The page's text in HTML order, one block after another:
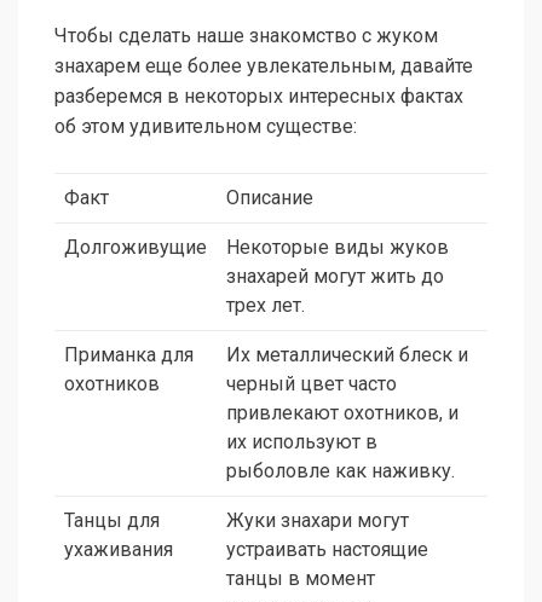
Чтобы сделать наше знакомство с жуком
знахарем еще более увлекательным, давайте
разберемся в некоторых интересных фактах
об этом удивительном существе:
Факт Описание
Долгоживущие
Некоторые виды жуков
знахарей могут жить до
трех лет.
Приманка для
охотников
Их металлический блеск и
черный цвет часто
привлекают охотников, и
их используют в
рыболовле как наживку.
Танцы для
ухаживания
Жуки знахари могут
устраивать настоящие
танцы в момент